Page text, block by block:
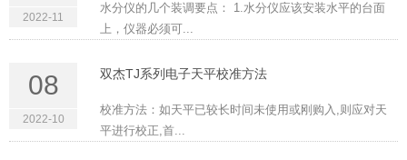
2022-11
水分仪的几个装调要点： 1.水分仪应该安装水平的台面
上，仪器必须可...
08
2022-10
双杰TJ系列电子天平校准方法
校准方法：如天平已较长时间未使用或刚购入,则应对天
平进行校正,首...